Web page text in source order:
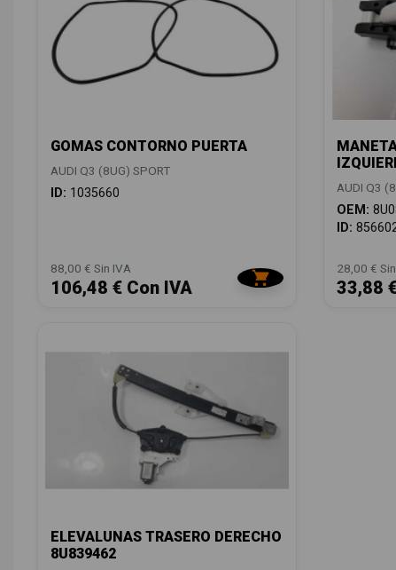
GOMAS CONTORNO PUERTA
AUDI Q3 (8UG) SPORT
ID: 1035660
88,00 € Sin IVA
106,48 € Con IVA
AUDI Q3
OEM:
ID:
28,00 €
33,88
ELEVALUNAS TRASERO DERECHO
8U839462